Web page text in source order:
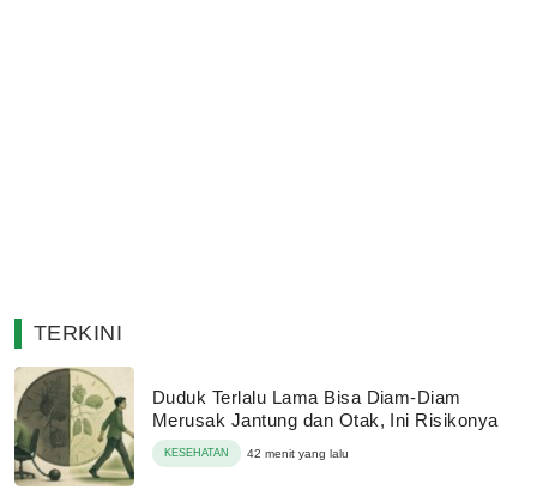
TERKINI
Duduk Terlalu Lama Bisa Diam-Diam
Merusak Jantung dan Otak, Ini Risikonya
KESEHATAN 42 menit yang lalu